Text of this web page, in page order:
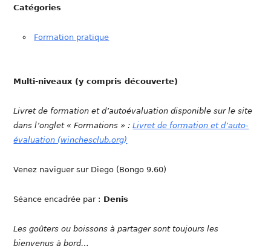
Catégories
Formation pratique
Multi-niveaux (y compris découverte)
Livret de formation et d’autoévaluation disponible sur le site
dans l’onglet « Formations » :Livret de formation et d’auto-
évaluation (winchesclub.org)
Venez naviguer sur Diego (Bongo 9.60)
Séance encadrée par : Denis
Les goûters ou boissons à partager sont toujours les
bienvenus à bord…